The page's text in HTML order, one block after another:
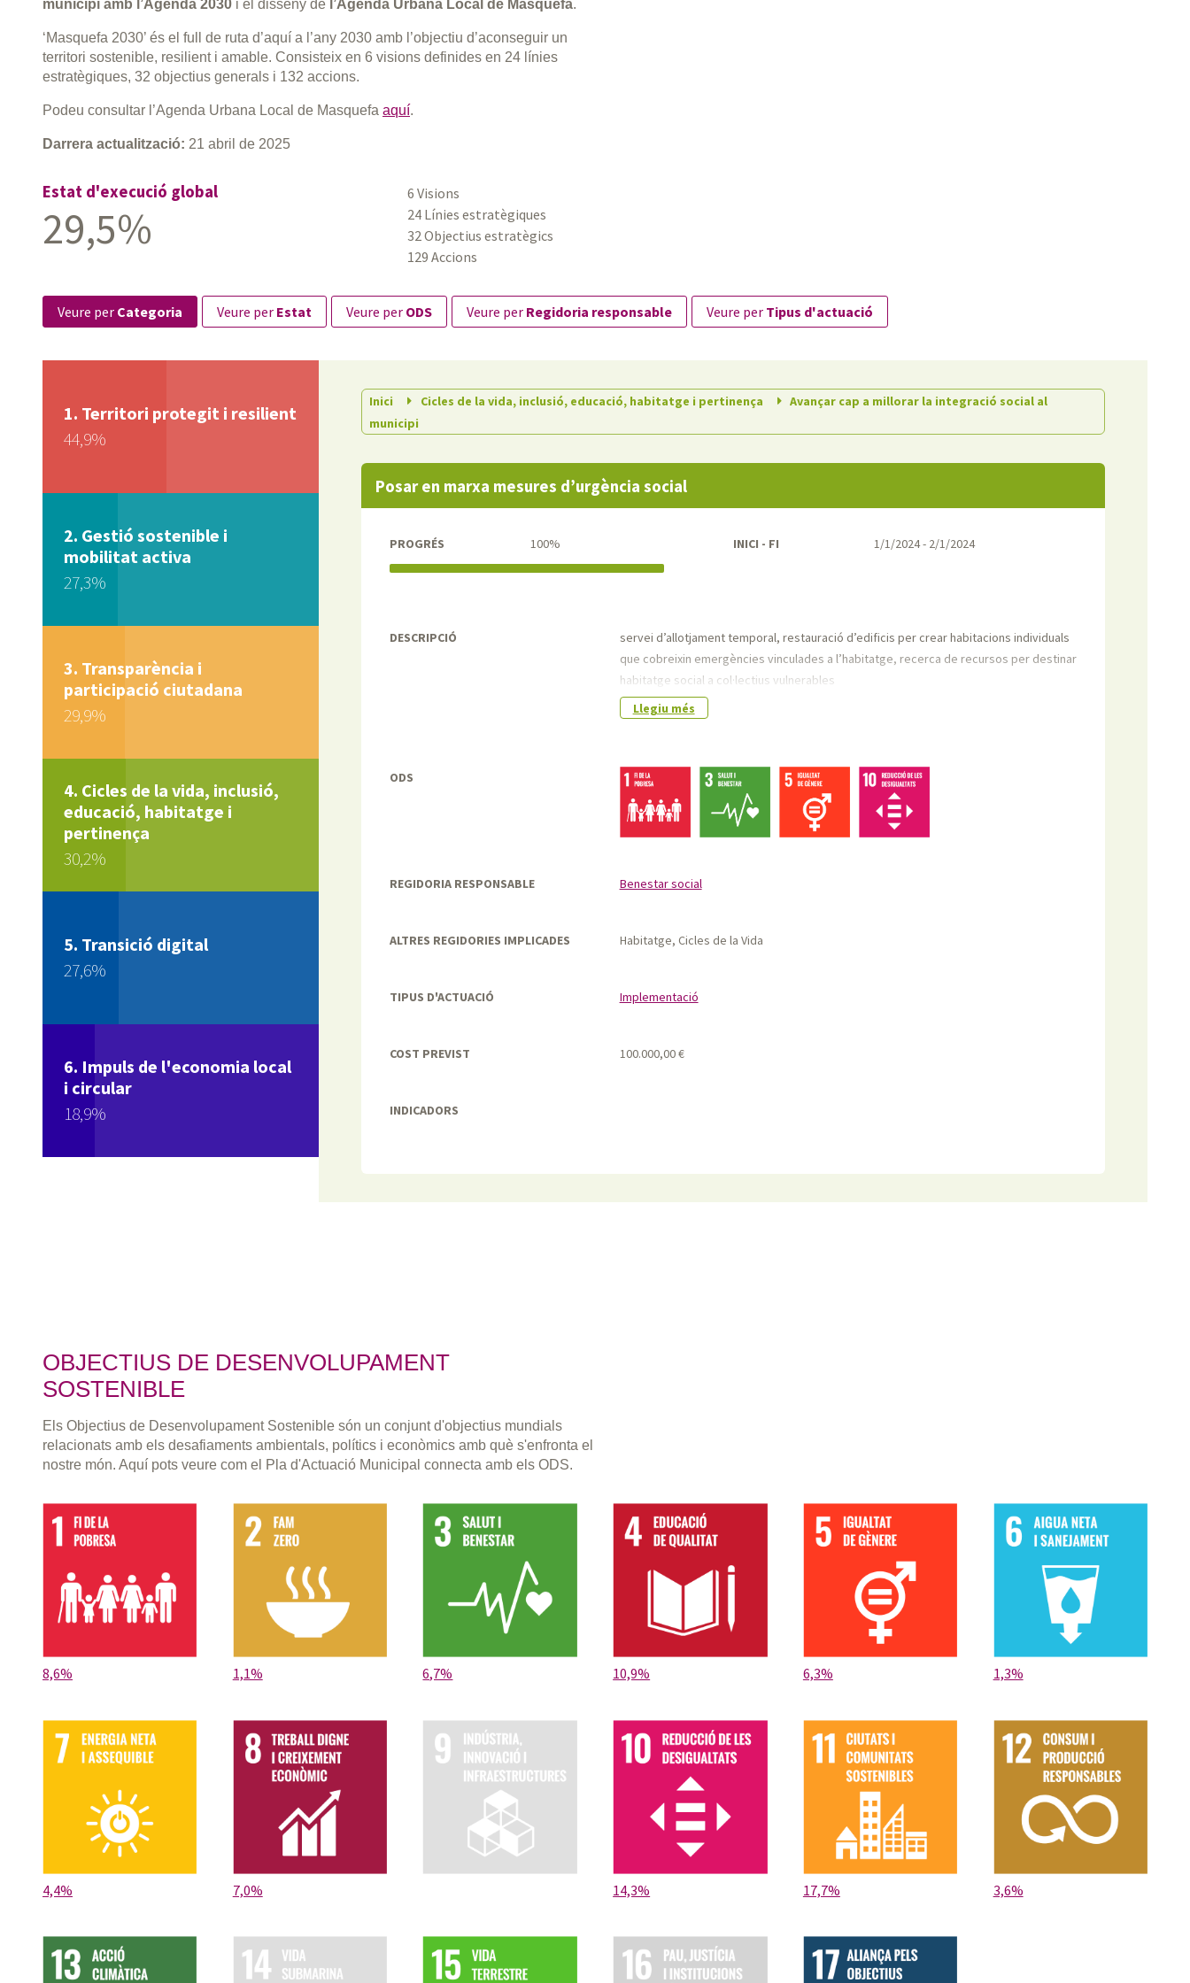
municipi amb l’Agenda 2030 i el disseny de l’Agenda Urbana Local de Masquefa.
‘Masquefa 2030’ és el full de ruta d’aquí a l’any 2030 amb l’objectiu d’aconseguir un
territori sostenible, resilient i amable. Consisteix en 6 visions definides en 24 línies
estratègiques, 32 objectius generals i 132 accions.
Podeu consultar l’Agenda Urbana Local de Masquefa aquí.
Darrera actualització: 21 abril de 2025
Estat d'execució global
29,5%
6 Visions
24 Línies estratègiques
32 Objectius estratègics
129 Accions
veure per Categoria veure per Estat veure per ODS veure per Regidoria responsable veure per Tipus d'actuació
Territori protegit i resilient
44,9%
Gestió sostenible i
mobilitat activa
27,3%
Transparència i
participació ciutadana
29,9%
Cicles de la vida, inclusió,
educació, habitatge i
pertinença
30,2%
Transició digital
27,6%
Impuls de l'economia local
i circular
18,9%
Inici Cicles de la vida, inclusió, educació, habitatge i pertinença
Avançar cap a millorar la integració social al
municipi
Posar en marxa mesures d’urgència social
PROGRÉS 100% INICI - FI 1/1/2024 - 2/1/2024
DESCRIPCIÓ
servei d’allotjament temporal, restauració d’edificis per crear habitacions individuals
que cobreixin emergències vinculades a l’habitatge, recerca de recursos per destinar
habitatge social a col·lectius vulnerables
Llegiu més
ODS
REGIDORIA RESPONSABLE Benestar social
ALTRES REGIDORIES IMPLICADES Habitatge, Cicles de la Vida
TIPUS D'ACTUACIÓ Implementació
COST PREVIST 100.000,00 €
INDICADORS
OBJECTIUS DE DESENVOLUPAMENT
SOSTENIBLE
Els Objectius de Desenvolupament Sostenible són un conjunt d'objectius mundials
relacionats amb els desafiaments ambientals, polítics i econòmics amb què s'enfronta el
nostre món. Aquí pots veure com el Pla d'Actuació Municipal connecta amb els ODS.
8,6% 1,1% 6,7% 10,9% 6,3% 1,3%
4,4% 7,0% 14,3% 17,7% 3,6%